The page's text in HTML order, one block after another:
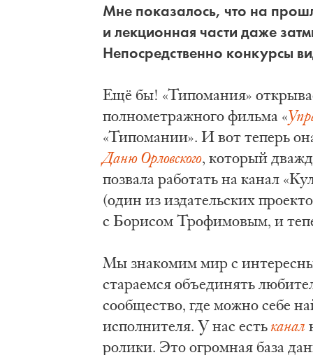
Мне показалось, что на
и лекционная части даже
Непосредственно конкурсы
Ещё бы! «Типомания»
полнометражного фильма «
«Типомании». И вот теперь
Даню Орловского, который
позвала работать на канал
(один из издательских
с Борисом Трофимовым, и
Мы знакомим мир с
стараемся объединять
сообщество, где можно себе
исполнителя. У нас естьканал
ролики. Это огромная база